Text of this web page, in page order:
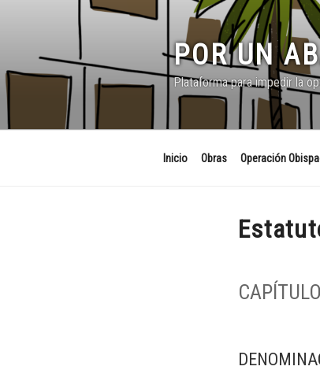
POR UN
Plataforma para impedir la
Inicio Obras Operación